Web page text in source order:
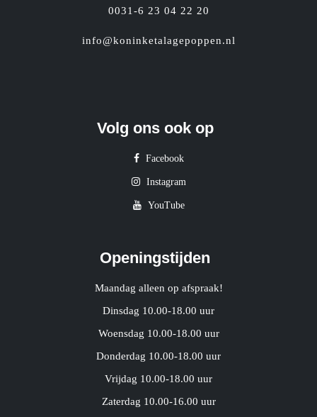
0031-6 23 04 22 20
info@koninketalagepoppen.nl
Volg ons ook op
Facebook
Instagram
YouTube
Openingstijden
Maandag alleen op afspraak!
Dinsdag 10.00-18.00 uur
Woensdag 10.00-18.00 uur
Donderdag 10.00-18.00 uur
Vrijdag 10.00-18.00 uur
Zaterdag 10.00-16.00 uur